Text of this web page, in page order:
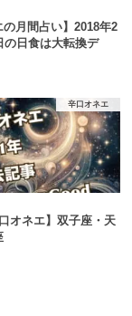
の月間占い】2018年2
日食は大転換デ
辛口オネエ
オネエ】双子座・天